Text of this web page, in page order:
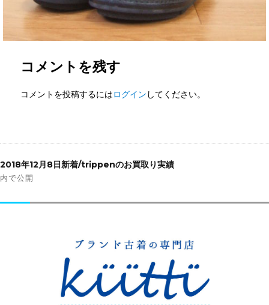
コメントを残す
コメントを投稿するにはログイン してください。
稿
ナ
ゲ
2018年12月8日新着/trippenのお買取り実績
内で公開